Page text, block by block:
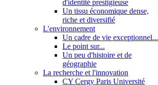
d'identité prestigieuse
Un tissu économique dense,
riche et diversifié
L'environnement
Un cadre de vie exceptionnel...
Le point sur...
Un peu d'histoire et de
géographie
La recherche et l'innovation
CY Cergy Paris Université